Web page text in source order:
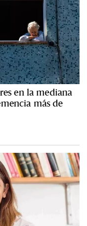
en la mediana
más de